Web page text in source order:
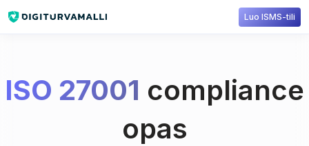
Luo ISMS-tili
ISO 27001 compliance
opas